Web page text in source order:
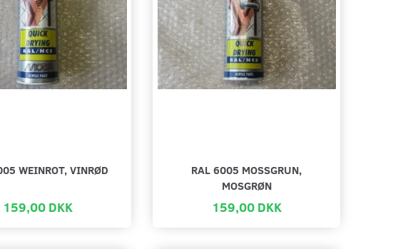
WEINROT, VINRØD
159,00 DKK
RAL 6005 MOSSGRUN,
MOSGRØN
159,00 DKK